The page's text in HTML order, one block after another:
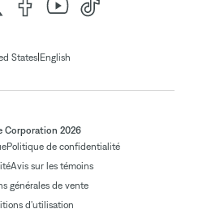
States| English
Corporation 2026
Politique de confidentialité
Avis sur les témoins
générales de vente
d'utilisation